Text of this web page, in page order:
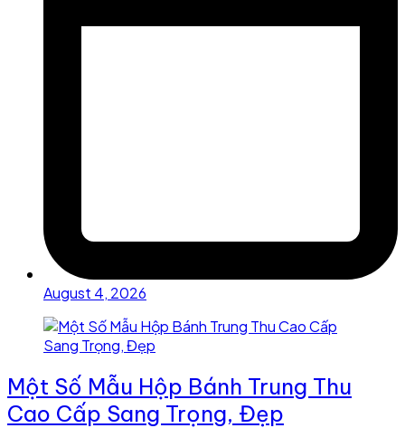
August 4, 2026
Một Số Mẫu Hộp Bánh Trung Thu
Cao Cấp Sang Trọng, Đẹp